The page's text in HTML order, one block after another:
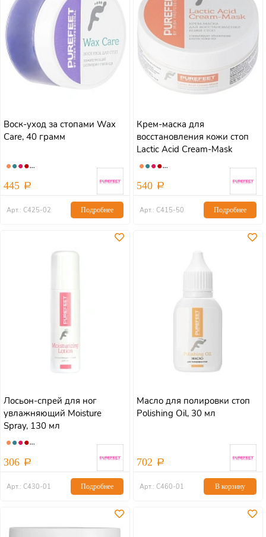
Воск-уход за стопами Wax
Care, 40 грамм
445
Арт.: С425-02 Подробнее
Крем-маска для
восстановления кожи стоп
Lactic Acid Cream-Mask
540
Арт.: С415-50 Подробнее
Лосьон-спрей для ног
увлажняющий Moisture
Spray, 130 мл
306
Арт.: С430-01 Подробнее
Масло для полировки стоп
Polishing Oil, 30 мл
702
Арт.: С460-01 В корзину